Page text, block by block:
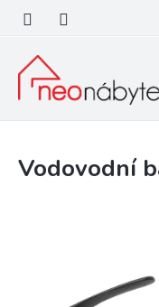
obsah
Vodovodní